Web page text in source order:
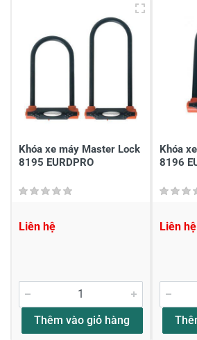
Viết nhận xét của bạn vào bên dưới
Gửi nhận xét
Khóa xe máy Master Lock
8195 EURDPRO
Liên hệ
Thêm vào giỏ hàng
Khóa
8196
Liên hệ